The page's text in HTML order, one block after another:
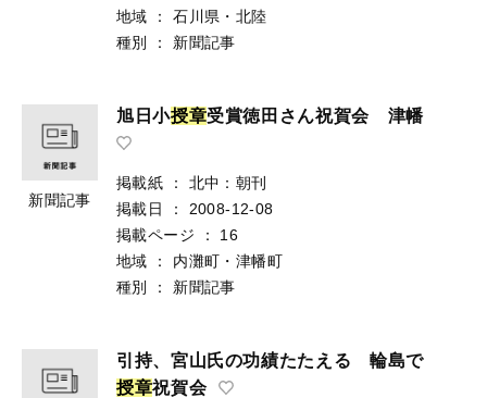
地域
：
石川県・北陸
種別
： 新聞記事
新聞記事
旭日小授章受賞徳田さん祝賀会 津幡
掲載紙 ：
北中：朝刊
掲載日
：
2008-12-08
掲載ページ
：
16
地域
：
内灘町・津幡町
種別
： 新聞記事
引持、宮山氏の功績たたえる 輪島で
授章祝賀会